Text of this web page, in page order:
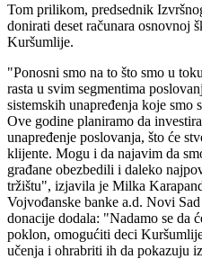
Tom prilikom, predsednik
donirati deset računara
Kuršumlije.
"Ponosni smo na to što smo u
rasta u svim segmentima
sistemskih unapređenja koje smo
Ove godine planiramo da
unapređenje poslovanja, što će
klijente. Mogu i da najavim da
građane obezbedili i daleko
tržištu", izjavila je Milka
Vojvođanske banke a.d. Novi
donacije dodala: "Nadamo se da
poklon, omogućiti deci
učenja i ohrabriti ih da pokazuju